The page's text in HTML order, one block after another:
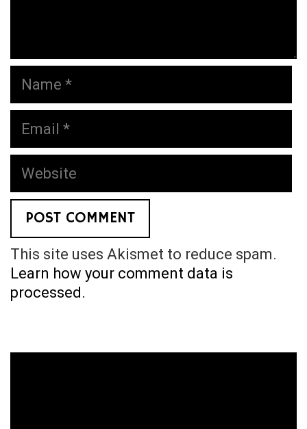
Name
Email
Website
This site uses Akismet to reduce spam.
Learn how your comment data is
processed.